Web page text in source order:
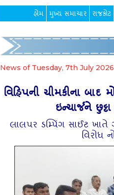
હોમ મુખ્ય સમાચાર રાજકોટ
News of Tuesday, 7th July 2026
વિહિપની ચીમકીના બાદ
ઇન્ચાર્જને
લાલપર ડમ્પિંગ સાઈટ ખાતે
વિરોધ